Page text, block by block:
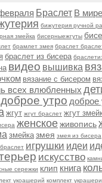
Браслет В мире
бижутерия ручной
змейка бисерныежгуты
брамлет змея браслет
браслет из бисера
видео вышивка
вязание с бисером
всех влюбленных
доброе утро доброе
жгут жгут браслет жгут
женскоеживопись
змейка змея змея из бисера
игрушки идеи
искусство
сережки клип книга
укоашерий комплект